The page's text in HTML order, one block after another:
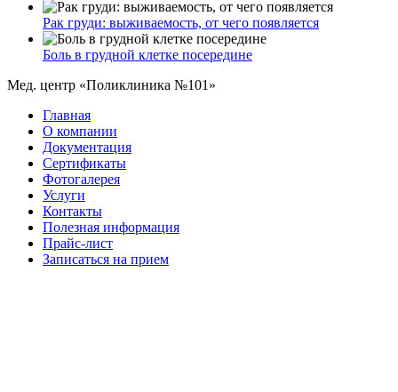
Рак груди: выживаемость, от чего появляется
Боль в грудной клетке посередине
Мед. центр «Поликлиника №101»
Главная
О компании
Документация
Сертификаты
Фотогалерея
Услуги
Контакты
Полезная информация
Прайс-лист
Записаться на прием